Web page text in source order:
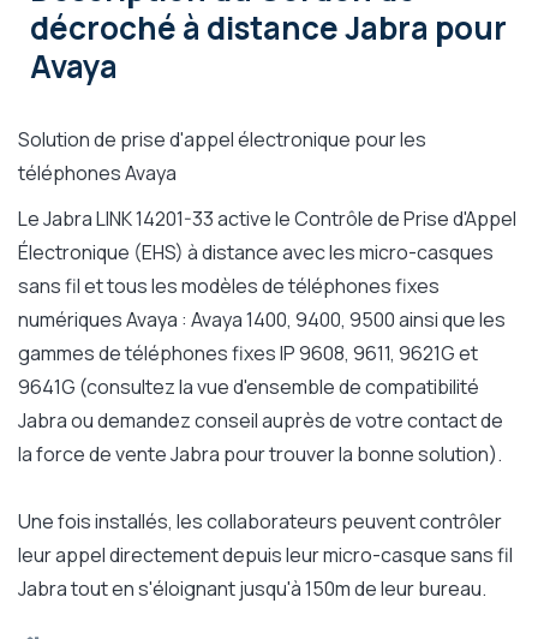
décroché à distance Jabra pour
Avaya
Solution de prise d'appel électronique pour les
téléphones Avaya
Le Jabra LINK 14201-33 active le Contrôle de Prise d'Appel
Électronique (EHS) à distance avec les micro-casques
sans fil et tous les modèles de téléphones fixes
numériques Avaya : Avaya 1400, 9400, 9500 ainsi que les
gammes de téléphones fixes IP 9608, 9611, 9621G et
9641G (consultez la vue d'ensemble de compatibilité
Jabra ou demandez conseil auprès de votre contact de
la force de vente Jabra pour trouver la bonne solution).
Une fois installés, les collaborateurs peuvent contrôler
leur appel directement depuis leur micro-casque sans fil
Jabra tout en s'éloignant jusqu'à 150m de leur bureau.